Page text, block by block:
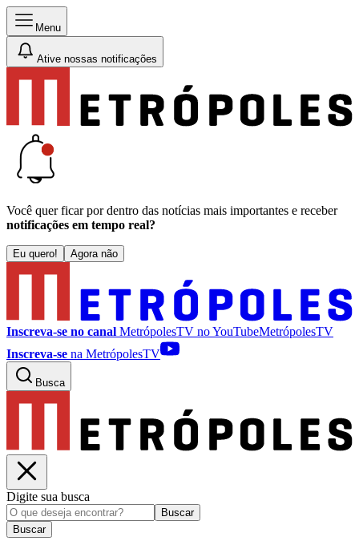
Menu
Ative nossas notificações
Você quer ficar por dentro das notícias mais importantes e receber
notificações em tempo real?
Eu quero! Agora não
Inscreva-se no canal MetrópolesTV noYouTubeMetrópolesTV
Inscreva-se na MetrópolesTV
Busca
Digite sua busca
Buscar
Buscar